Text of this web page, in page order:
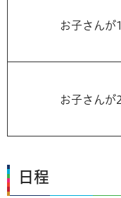
お子さんが
お子さんが
日程